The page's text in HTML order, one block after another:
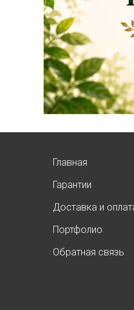
АКЦИЯ
Добрый
Скидка
Брабант
нашей
Главная
Гарантии
Доставка и
Портфолио
Обратная связь